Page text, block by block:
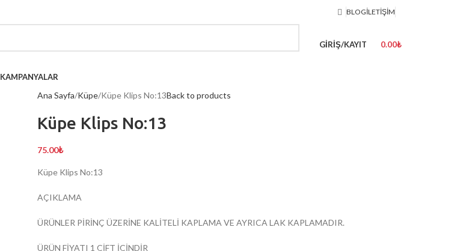
BLOGİLETIŞIM
GIRIŞ/KAYIT 0.00₺
KAMPANYALAR
Ana Sayfa Küpe Küpe Klips No:13Back to products
Küpe Klips No:13
75.00₺
Küpe Klips No:13
AÇIKLAMA
ÜRÜNLER PİRİNÇ ÜZERİNE KALİTELİ KAPLAMA VE AYRICA LAK KAPLAMADIR.
ÜRÜN FİYATI 1 ÇİFT İÇİNDİR